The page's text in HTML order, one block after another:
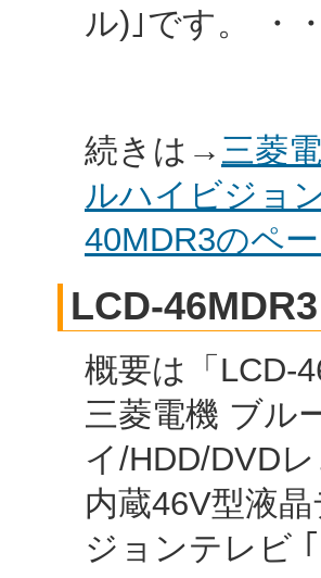
ル)｣です。 ・
続きは→ 三菱
ルハイビジョ
40MDR3のペ
LCD-46MDR3
概要は「LCD-
三菱電機 ブル
イ/HDD/DVD
内蔵46V型液
ジョンテレビ